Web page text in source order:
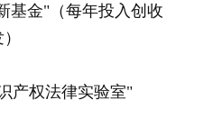
基金"（每年投入创收
）
产权法律实验室"